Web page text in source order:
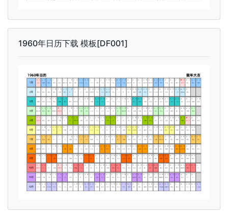
1960年日历下载 模板[DF001]